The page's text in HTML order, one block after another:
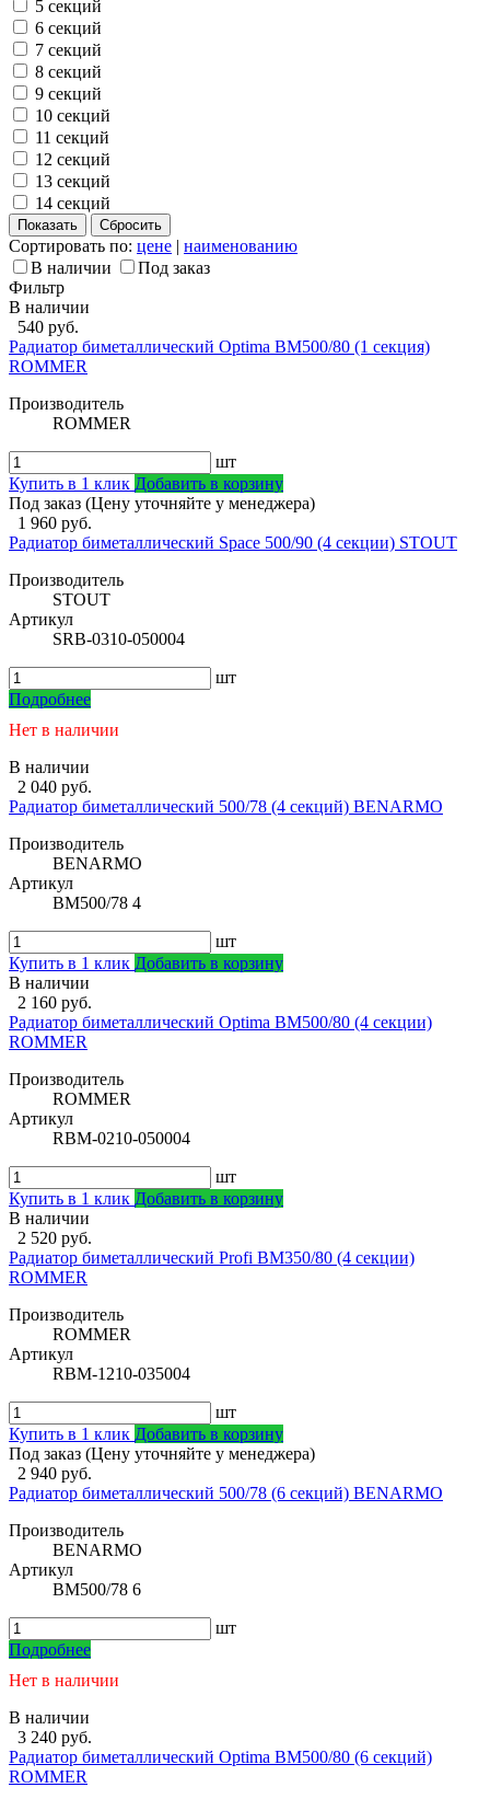
5 секций
6 секций
7 секций
8 секций
9 секций
10 секций
11 секций
12 секций
13 секций
14 секций
Сортировать по: цене | наименованию
В наличии
Под заказ
Фильтр
В наличии
540 руб.
Радиатор биметаллический Optima BM500/80 (1 секция)
ROMMER
Производитель
ROMMER
шт
Купить в 1 клик Добавить в корзину
Под заказ (Цену уточняйте у менеджера)
1 960 руб.
Радиатор биметаллический Space 500/90 (4 секции) STOUT
Производитель
STOUT
Артикул
SRB-0310-050004
шт
Подробнее
Нет в наличии
В наличии
2 040 руб.
Радиатор биметаллический 500/78 (4 секций) BENARMO
Производитель
BENARMO
Артикул
BM500/78 4
шт
Купить в 1 клик Добавить в корзину
В наличии
2 160 руб.
Радиатор биметаллический Optima BM500/80 (4 секции)
ROMMER
Производитель
ROMMER
Артикул
RBM-0210-050004
шт
Купить в 1 клик Добавить в корзину
В наличии
2 520 руб.
Радиатор биметаллический Profi BM350/80 (4 секции)
ROMMER
Производитель
ROMMER
Артикул
RBM-1210-035004
шт
Купить в 1 клик Добавить в корзину
Под заказ (Цену уточняйте у менеджера)
2 940 руб.
Радиатор биметаллический 500/78 (6 секций) BENARMO
Производитель
BENARMO
Артикул
BM500/78 6
шт
Подробнее
Нет в наличии
В наличии
3 240 руб.
Радиатор биметаллический Optima BM500/80 (6 секций)
ROMMER